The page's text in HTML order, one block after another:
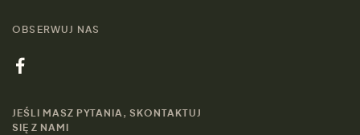
OBSERWUJ NAS
JEŚLI MASZ PYTANIA, SKONTAKTUJ
SIĘ Z NAMI